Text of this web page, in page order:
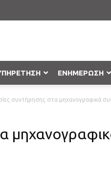
ΕΝΗΜΕΡΩΣΗ
συντήρησης στα μηχανογραφικά